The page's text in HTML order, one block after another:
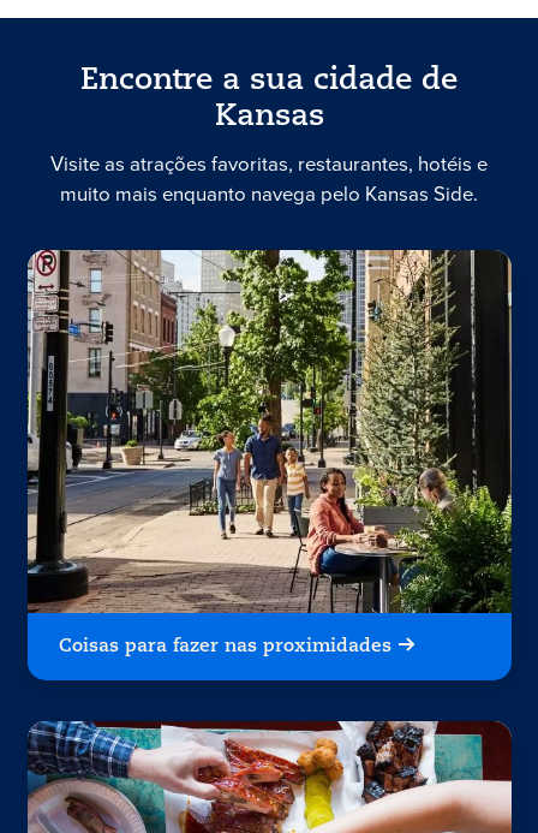
Encontre a sua cidade de
Kansas
Visite as atrações favoritas, restaurantes, hotéis e
muito mais enquanto navega pelo Kansas Side.
Coisas para fazer nas proximidades